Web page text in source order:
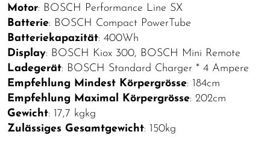
Motor: BOSCH Performance Line SX
Batterie: BOSCH Compact PowerTube
Batteriekapazität: 400Wh
Display: BOSCH Kiox 300, BOSCH Mini Remote
Ladegerät: BOSCH Standard Charger * 4 Ampere
Empfehlung Mindest Körpergrösse: 184cm
Empfehlung Maximal Körpergrösse: 202cm
Gewicht: 17,7 kgkg
Zulässiges Gesamtgewicht: 150kg